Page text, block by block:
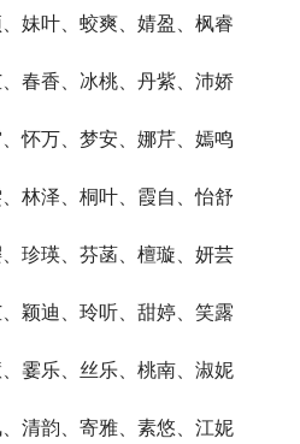
妹叶、蛟爽、婧盈、枫睿
春香、冰桃、丹紫、沛娇
怀万、梦安、娜芹、嫣鸣
林泽、桐叶、霞自、怡舒
珍瑛、芬菡、檀璇、妍芸
颖迪、玲听、甜婷、笑露
霎乐、丝乐、桃南、淑妮
清韵、寄雅、素悠、江妮